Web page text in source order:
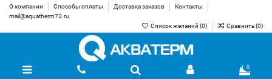
О компании Способы оплаты Доставка заказов
Контакты
mail@aquatherm72.ru
Список желаний (0) Сравнить (0)
0